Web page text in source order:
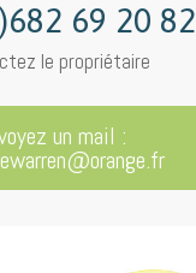
69 20 82
le propriétaire
un mail :